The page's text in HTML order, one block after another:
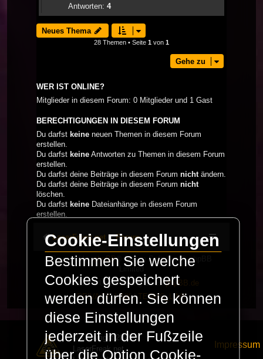
Antworten: 4
Neues Thema
28 Themen • Seite 1 von 1
Gehe zu
WER IST ONLINE?
Mitglieder in diesem Forum: 0 Mitglieder und 1 Gast
BERECHTIGUNGEN IN DIESEM FORUM
Du darfst keine neuen Themen in diesem Forum
erstellen.
Du darfst keine Antworten zu Themen in diesem Forum
erstellen.
Du darfst deine Beiträge in diesem Forum nicht ändern.
Du darfst deine Beiträge in diesem Forum nicht
löschen.
Du darfst keine Dateianhänge in diesem Forum
erstellen.
LaserFreak.net Forum
Powered byphpBB® Forum Software © phpBB
Limited
Deutsche Übersetzung durchphpBB.de
PRIVACY_LINK|TERMS_LINK
© Copyright 2025 -
LaserFreak.net
Impressum
Cookie-Einstellungen
Bestimmen Sie welche
Cookies gespeichert
werden dürfen. Sie können
diese Einstellungen
jederzeit in der Fußzeile
über die Option Cookie-